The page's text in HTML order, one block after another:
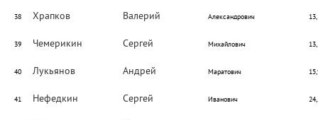
38 Храпков Валерий Александрович
39 Чемерикин Сергей Михайлович
40 Лукьянов Андрей Маратович
41 Нефедкин Сергей Иванович